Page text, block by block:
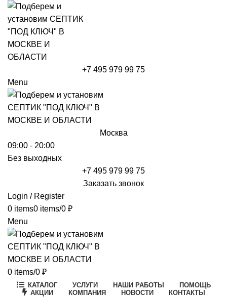
+7 495 979 99 75
Menu
Москва
09:00 - 20:00
Без выходных
+7 495 979 99 75
Заказать звонок
Login / Register
0 items0 items/0 ₽
Menu
0 items/0 ₽
КАТАЛОГ УСЛУГИ НАШИ РАБОТЫ
ПОМОЩЬ
АКЦИИ
КОМПАНИЯ НОВОСТИ КОНТАКТЫ